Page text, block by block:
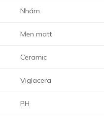
Nhám
Men matt
Ceramic
Viglacera
PH